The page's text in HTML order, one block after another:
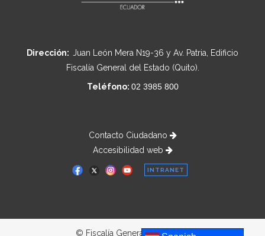
Dirección: Juan León Mera N19-36 y Av. Patria, Edificio
Fiscalía General del Estado (Quito).
Teléfono: 02 3985 800
Contacto Ciudadano
Accesibilidad web
INTRANET
© Fiscalía General del Estado